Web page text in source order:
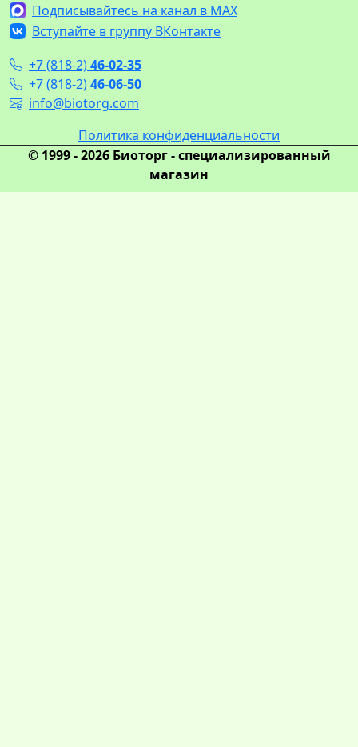
Подписывайтесь на канал в MAX
Вступайте в группу ВКонтакте
+7 (818-2)46-02-35
+7 (818-2)46-06-50
info@biotorg.com
Политика конфиденциальности
© 1999 - 2026 Биоторг - специализированный
магазин